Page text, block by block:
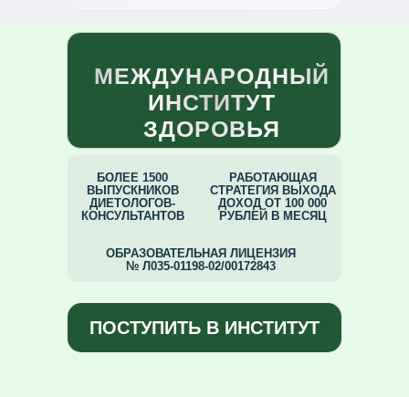
ПОСТУПИТЬ В ИНСТИТУТ
МЕЖДУНАРОДНЫЙ
ИНСТИТУТ
ЗДОРОВЬЯ
ОБРАЗОВАТЕЛЬНАЯ ЛИЦЕНЗИЯ
№ Л035-01198-02/00172843
РАБОТАЮЩАЯ
СТРАТЕГИЯ ВЫХОДА
ДОХОД ОТ 100 000
РУБЛЕЙ В МЕСЯЦ
БОЛЕЕ 1500
ВЫПУСКНИКОВ
ДИЕТОЛОГОВ-
КОНСУЛЬТАНТОВ